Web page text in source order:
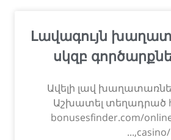
Լավագույն
սկզբ
Ավելի լավ
Աշխատել տեղադրած
bonusesfinder.com/
casino/